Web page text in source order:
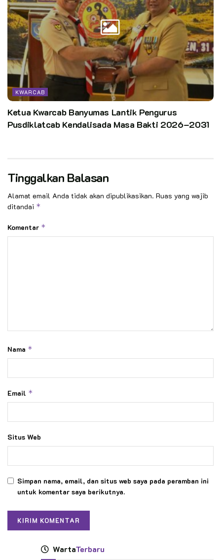
KWARCAB
Ketua Kwarcab Banyumas Lantik Pengurus
Pusdiklatcab Kendalisada Masa Bakti 2026–2031
Tinggalkan Balasan
Alamat email Anda tidak akan dipublikasikan. Ruas yang wajib
ditandai *
Komentar *
Nama *
Email *
Situs Web
Simpan nama, email, dan situs web saya pada peramban ini
untuk komentar saya berikutnya.
WartaTerbaru